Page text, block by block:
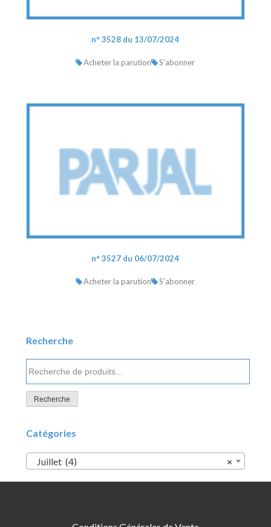
n° 3528 du 13/07/2024
Acheter la parution S'abonner
n° 3527 du 06/07/2024
Acheter la parution S'abonner
Recherche
pour :
Recherche
Catégories
×
Juillet (4)